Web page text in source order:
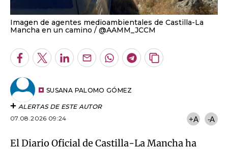
Imagen de agentes medioambientales de Castilla-La
Mancha en un camino
@AAMM_JCCM
Facebook
TwitterLinkedInEnviarWhatsapp
Telegram
Copiar
SUSANA PALOMO GÓMEZ
ALERTAS DE ESTE AUTOR
07.08.2026 09:24
+A -A
El Diario Oficial de Castilla-La Mancha ha